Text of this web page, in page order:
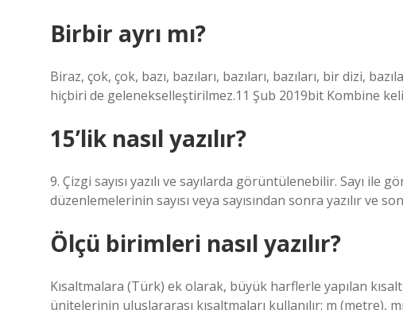
Birbir ayrı mı?
Biraz, çok, çok, bazı, bazıları, bazıları, bazıları, bir dizi,
hiçbiri de gelenekselleştirilmez.11 Şub 2019bit Kombine
15’lik nasıl yazılır?
9. Çizgi sayısı yazılı ve sayılarda görüntülenebilir. Sayı
düzenlemelerinin sayısı veya sayısından sonra yazılır ve
Ölçü birimleri nasıl yazılır?
Kısaltmalara (Türk) ek olarak, büyük harflerle yapılan
ünitelerinin uluslararası kısaltmaları kullanılır: m (metre),